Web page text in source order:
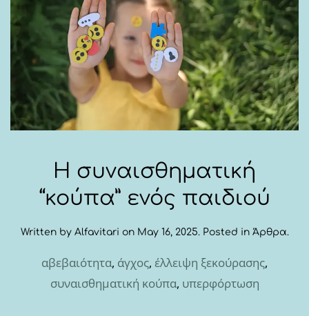
Η συναισθηματική
“κούπα” ενός παιδιού
Written by Alfavitari on May 16, 2025. Posted in Άρθρα.
αβεβαιότητα, άγχος, έλλειψη ξεκούρασης,
συναισθηματική κούπα, υπερφόρτωση